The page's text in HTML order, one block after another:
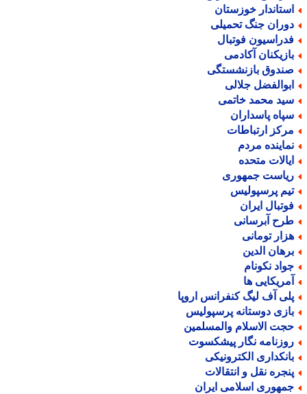
خوزستان
جنگ تحمیلی
فوتبال
آکادمی
بازنشستگی
جلالی
محمد خاتمی
پاسداران
ارتباطات
مردم
متحده
جمهوری
پرسپولیس
ایران
آبرسانی
تومانی
الدین
نکونام
ها
آف لیگ کنفرانس اروپا
دوستانه پرسپولیس
الاسلام والمسلمین
نگار پیشکسوت
الکترونیکی
نقل و انتقالات
اسلامی ایران